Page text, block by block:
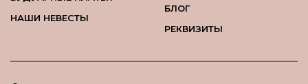
НАШИ НЕВЕСТЫ
БЛОГ
РЕКВИЗИТЫ